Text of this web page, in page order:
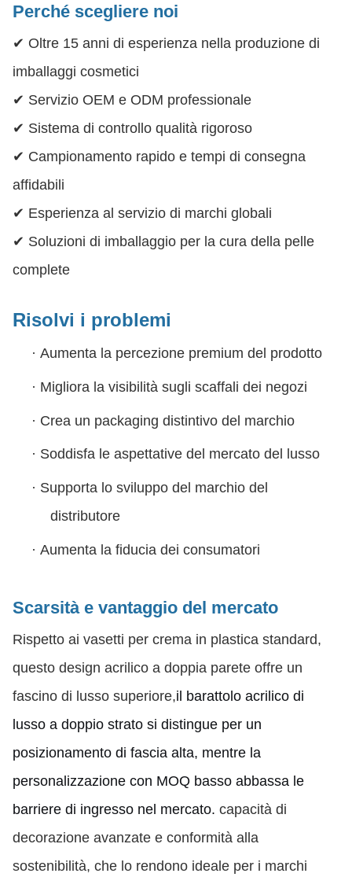
Perché scegliere noi
✔ Oltre 15 anni di esperienza nella produzione di
imballaggi cosmetici
✔ Servizio OEM e ODM professionale
✔ Sistema di controllo qualità rigoroso
✔ Campionamento rapido e tempi di consegna
affidabili
✔ Esperienza al servizio di marchi globali
✔ Soluzioni di imballaggio per la cura della pelle
complete
Risolvi i problemi
· Aumenta la percezione premium del prodotto
· Migliora la visibilità sugli scaffali dei negozi
· Crea un packaging distintivo del marchio
· Soddisfa le aspettative del mercato del lusso
· Supporta lo sviluppo del marchio del
distributore
· Aumenta la fiducia dei consumatori
Scarsità e vantaggio del mercato
Rispetto ai vasetti per crema in plastica standard,
questo design acrilico a doppia parete offre un
fascino di lusso superiore,il barattolo acrilico di
lusso a doppio strato si distingue per un
posizionamento di fascia alta, mentre la
personalizzazione con MOQ basso abbassa le
barriere di ingresso nel mercato. capacità di
decorazione avanzate e conformità alla
sostenibilità, che lo rendono ideale per i marchi